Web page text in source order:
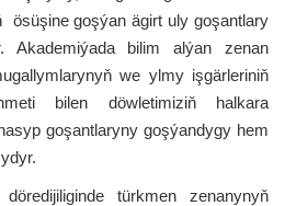
ösüşine goşýan ägirt uly goşantlary
Akademiýada bilim alýan zenan
we ylmy işgärleriniň
bilen döwletimiziň halkara
goşantlaryny goşýandygy hem
türkmen zenanynyň